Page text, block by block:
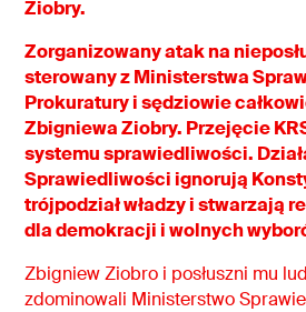
Ziobry.
Zorganizowany atak na
sterowany z Ministerstwa
Prokuratury i sędziowie
Zbigniewa Ziobry. Przejęcie
systemu sprawiedliwości.
Sprawiedliwości ignorują
trójpodział władzy i stwarzają
dla demokracji i wolnych
Zbigniew Ziobro i posłuszni mu
zdominowali Ministerstwo